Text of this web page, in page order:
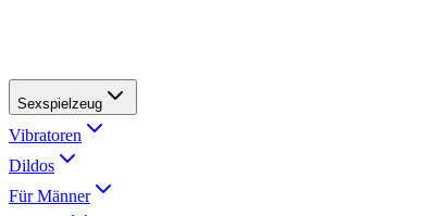
Sexspielzeug
Vibratoren
Dildos
Für Männer